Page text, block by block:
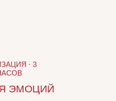
ЭМОЦИЙ
· 3